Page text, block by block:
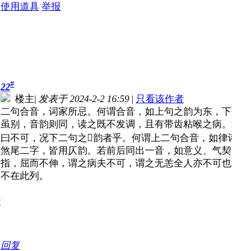
使用道具 举报
22#
楼主| 发表于 2024-2-2 16:59 | 只看该作者
二句合音，词家所忌。何谓合音，如上句之韵为东，
虽别，音韵则同，读之既不发调，且有带齿粘喉之病
曰不可，况下二句之韵者乎。何谓上二句合音，如
煞尾二字，皆用仄韵。若前后同出一音，如意义、气
指，屈而不伸，谓之病夫不可，谓之无恙全人亦不可
不在此列。
回复